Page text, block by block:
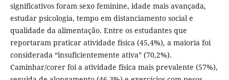
significativos foram sexo feminine, idade mais avançada,
estudar psicologia, tempo em distanciamento social e
qualidade da alimentação. Entre os estudantes que
reportaram praticar atividade física (45,4%), a maioria foi
considerada “insuficientemente ativa” (70,2%).
Caminhar/corer foi a atividade física mais prevalente (57%),